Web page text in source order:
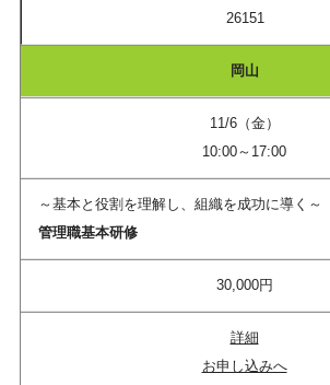
26151
岡山
11/6（金）
10:00～17:00
～基本と役割を理解し、組織を成功に導く～
管理職基本研修
30,000円
詳細
お申し込みへ